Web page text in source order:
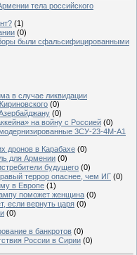
тела российского
(1)
(0)
были сфальсифицированными
в случае ликвидации
(0)
(0)
на войну с Россией (0)
3СУ-23-4М-А1
дронов в Карабахе (0)
для Армении (0)
будущего (0)
террор опаснее, чем ИГ (0)
в Европе (1)
поможет женщина (0)
если вернуть царя (0)
(0)
в банкротов (0)
России в Сирии (0)